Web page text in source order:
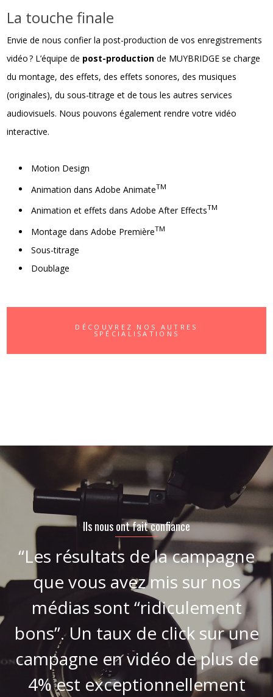
La touche finale
Envie de nous confier la post-production de vos enregistrements
vidéo ? L’équipe de post-production de MUYBRIDGE se charge
du montage, des effets, des effets sonores, des musiques
(originales), du sous-titrage et de tous les autres services
audiovisuels. Nous pouvons également rendre votre vidéo
interactive.
Motion Design
Animation dans Adobe AnimateTM
Animation et effets dans Adobe After EffectsTM
Montage dans Adobe PremièreTM
Sous-titrage
Doublage
DÉCOUVREZ NOS AUTRES
SPÉCIALISATIONS
Ils nous ont fait confiance
“Les résultats de la campagne
que vous avez mis sur nos
médias sont “ridiculement
bons”. Un taux de click sur une
campagne en vidéo de plus de
4% est exceptionnellement